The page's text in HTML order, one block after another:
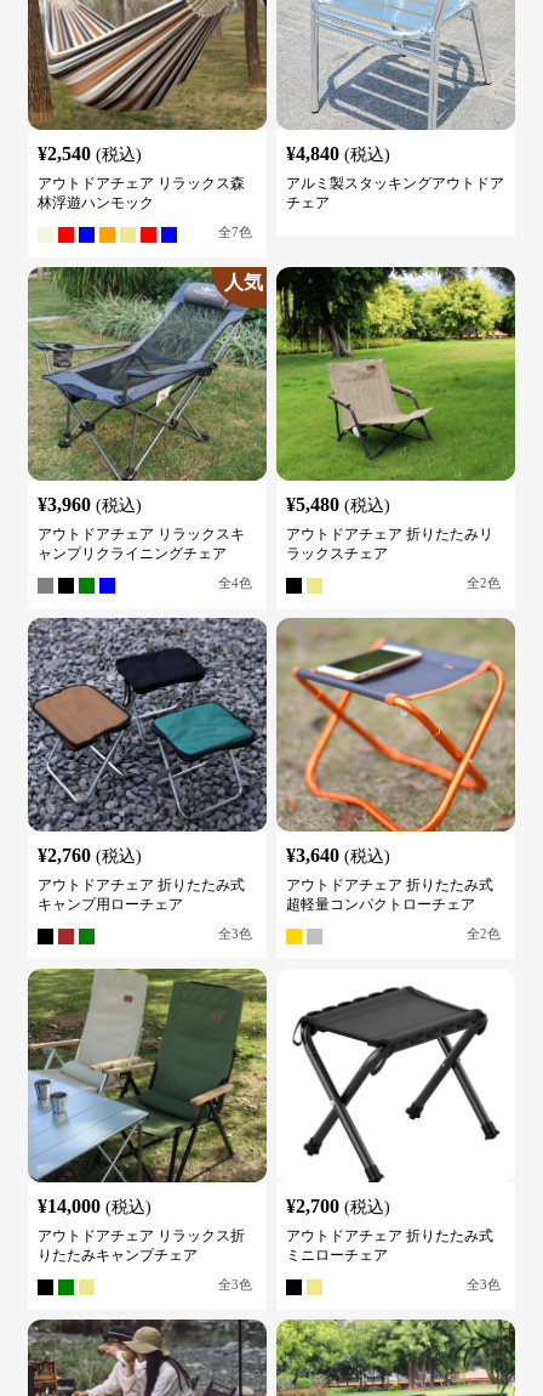
¥2,540 (税込)
アウトドアチェア リラックス森
林浮遊ハンモック
全7色
¥4,840 (税込)
アルミ製スタッキングアウトドア
チェア
人気
¥3,960 (税込)
アウトドアチェア リラックスキ
ャンプリクライニングチェア
全4色
¥5,480 (税込)
アウトドアチェア 折りたたみリ
ラックスチェア
全2色
¥2,760 (税込)
アウトドアチェア 折りたたみ式
キャンプ用ローチェア
全3色
¥3,640 (税込)
アウトドアチェア 折りたたみ式
超軽量コンパクトローチェア
全2色
¥14,000 (税込)
アウトドアチェア リラックス折
りたたみキャンプチェア
全3色
¥2,700 (税込)
アウトドアチェア 折りたたみ式
ミニローチェア
全3色